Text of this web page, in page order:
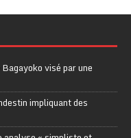
visé par une
impliquant des